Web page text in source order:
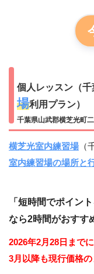
個人レッスン（
場利用プラン）
千葉県山武郡横芝光町
横芝光室内練習場 （
室内練習場の場所と
「短時間でポイン
なら2時間がおすす
2026年2月28日まで
3月以降も現行価格の